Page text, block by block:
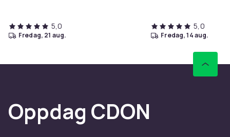
5,0
fredag, 21 aug.
5,0
fredag, 14 aug.
Oppdag CDON